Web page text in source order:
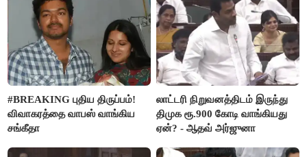
#BREAKING புதிய திருப்பம்!
விவாகரத்தை வாபஸ் வாங்கிய
சங்கீதா
லாட்டரி நிறுவனத்திடம் இருந்து
திமுக ரூ.900 கோடி வாங்கியது
ஏன்? - ஆதவ் அர்ஜுனா